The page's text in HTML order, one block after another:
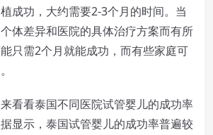
成功，大约需要2-3个月的时间。当
体差异和医院的具体治疗方案而有所
只需2个月就能成功，而有些家庭可
看泰国不同医院试管婴儿的成功率
显示，泰国试管婴儿的成功率普遍较